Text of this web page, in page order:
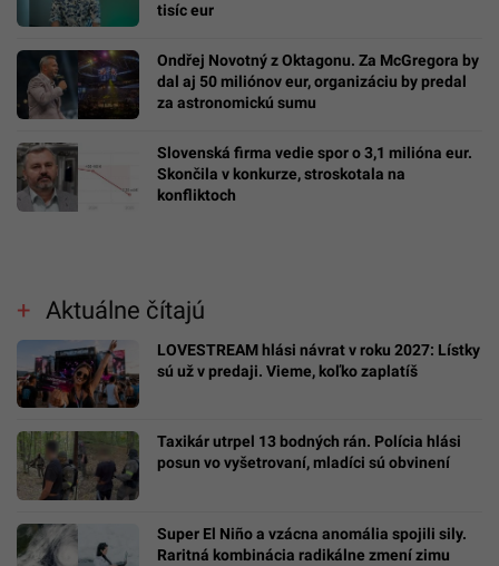
tisíc eur
Ondřej Novotný z Oktagonu. Za McGregora by
dal aj 50 miliónov eur, organizáciu by predal
za astronomickú sumu
Slovenská firma vedie spor o 3,1 milióna eur.
Skončila v konkurze, stroskotala na
konfliktoch
Aktuálne čítajú
LOVESTREAM hlási návrat v roku 2027: Lístky
sú už v predaji. Vieme, koľko zaplatíš
Taxikár utrpel 13 bodných rán. Polícia hlási
posun vo vyšetrovaní, mladíci sú obvinení
Super El Niño a vzácna anomália spojili sily.
Raritná kombinácia radikálne zmení zimu